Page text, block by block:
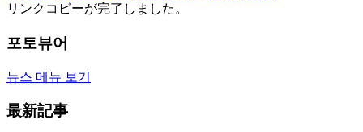
リンクコピーが完了しました。
포토뷰어
뉴스 메뉴 보기
最新記事